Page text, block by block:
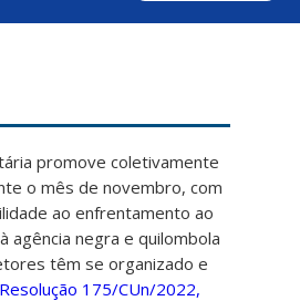
promove coletivamente
o mês de novembro, com
ao enfrentamento ao
agência negra e quilombola
têm se organizado e
Resolução 175/CUn/2022,